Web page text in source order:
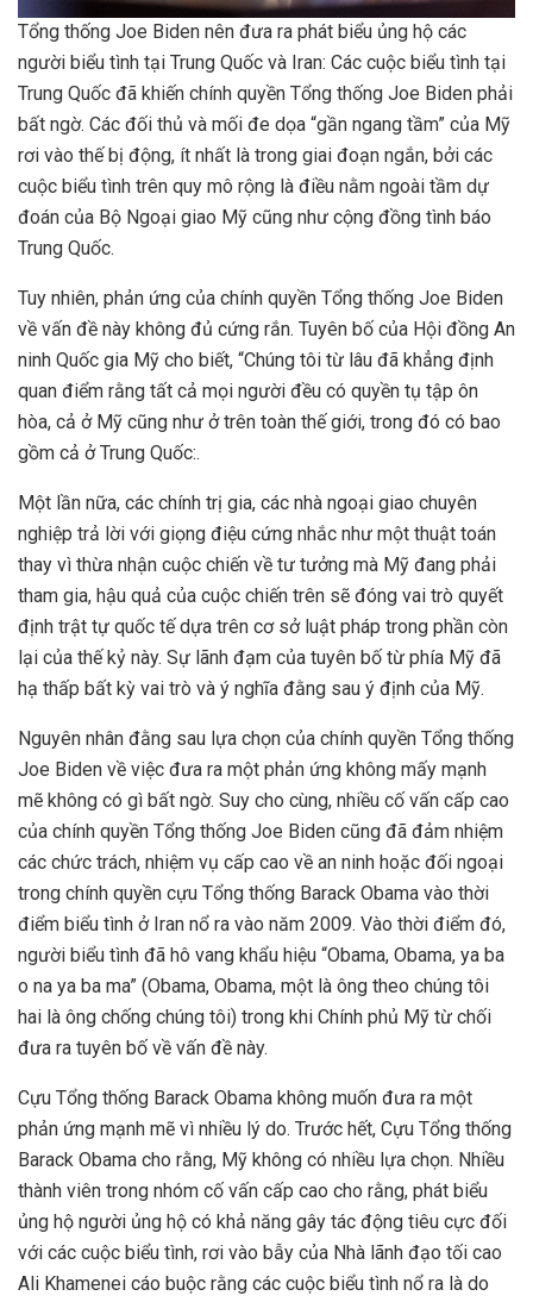
Tổng thống Joe Biden nên đưa ra phát biểu ủng hộ các
người biểu tình tại Trung Quốc và Iran: Các cuộc biểu tình tại
Trung Quốc đã khiến chính quyền Tổng thống Joe Biden phải
bất ngờ. Các đối thủ và mối đe dọa “gần ngang tầm” của Mỹ
rơi vào thế bị động, ít nhất là trong giai đoạn ngắn, bởi các
cuộc biểu tình trên quy mô rộng là điều nằm ngoài tầm dự
đoán của Bộ Ngoại giao Mỹ cũng như cộng đồng tình báo
Trung Quốc.
Tuy nhiên, phản ứng của chính quyền Tổng thống Joe Biden
về vấn đề này không đủ cứng rắn. Tuyên bố của Hội đồng An
ninh Quốc gia Mỹ cho biết, “Chúng tôi từ lâu đã khẳng định
quan điểm rằng tất cả mọi người đều có quyền tụ tập ôn
hòa, cả ở Mỹ cũng như ở trên toàn thế giới, trong đó có bao
gồm cả ở Trung Quốc:.
Một lần nữa, các chính trị gia, các nhà ngoại giao chuyên
nghiệp trả lời với giọng điệu cứng nhắc như một thuật toán
thay vì thừa nhận cuộc chiến về tư tưởng mà Mỹ đang phải
tham gia, hậu quả của cuộc chiến trên sẽ đóng vai trò quyết
định trật tự quốc tế dựa trên cơ sở luật pháp trong phần còn
lại của thế kỷ này. Sự lãnh đạm của tuyên bố từ phía Mỹ đã
hạ thấp bất kỳ vai trò và ý nghĩa đằng sau ý định của Mỹ.
Nguyên nhân đằng sau lựa chọn của chính quyền Tổng thống
Joe Biden về việc đưa ra một phản ứng không mấy mạnh
mẽ không có gì bất ngờ. Suy cho cùng, nhiều cố vấn cấp cao
của chính quyền Tổng thống Joe Biden cũng đã đảm nhiệm
các chức trách, nhiệm vụ cấp cao về an ninh hoặc đối ngoại
trong chính quyền cựu Tổng thống Barack Obama vào thời
điểm biểu tình ở Iran nổ ra vào năm 2009. Vào thời điểm đó,
người biểu tình đã hô vang khẩu hiệu “Obama, Obama, ya ba
o na ya ba ma” (Obama, Obama, một là ông theo chúng tôi
hai là ông chống chúng tôi) trong khi Chính phủ Mỹ từ chối
đưa ra tuyên bố về vấn đề này.
Cựu Tổng thống Barack Obama không muốn đưa ra một
phản ứng mạnh mẽ vì nhiều lý do. Trước hết, Cựu Tổng thống
Barack Obama cho rằng, Mỹ không có nhiều lựa chọn. Nhiều
thành viên trong nhóm cố vấn cấp cao cho rằng, phát biểu
ủng hộ người ủng hộ có khả năng gây tác động tiêu cực đối
với các cuộc biểu tình, rơi vào bẫy của Nhà lãnh đạo tối cao
Ali Khamenei cáo buộc rằng các cuộc biểu tình nổ ra là do